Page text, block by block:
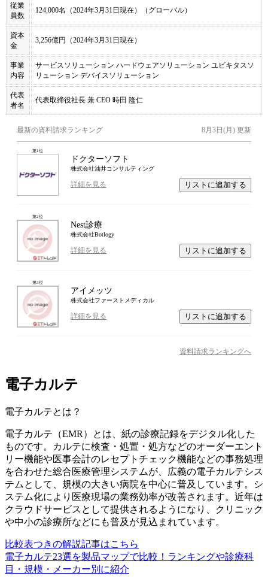
従業
員数
124,000名（2024年3月31日現在）（グローバル）
資本
金
3,256億円（2024年3月31日現在）
事業
内容
サービスソリューション ハードウェアソリューション ユビキタスソ
リューション デバイスソリューション
代表
者名
代表取締役社長 兼 CEO 時田 隆仁
最新の資料請求ランキング 8月3日(月) 更新
第1位
ドクターソフト
株式会社油井コンサルティング
詳細を見る リストに追加する
第2位
Nest診療
株式会社Botlogy
詳細を見る リストに追加する
第3位
アイメッツ
株式会社ファーストメディカル
詳細を見る リストに追加する
資料請求ランキングへ
電子カルテ
電子カルテとは？
電子カルテ（EMR）とは、紙の診療記録をデジタル化した
ものです。カルテに検査・処置・処方などのオーダーエント
リー機能や医事会計のレセプトチェック機能などの事務処理
を合わせた総合医療管理システムが、広義の電子カルテシス
テムとして、規模の大きい病院を中心に普及しています。シ
ステム化により医療現場の業務効率が改善されます。近年は
クラウドサービスとして提供されるようになり、クリニック
や中小の診療所などにも普及が見込まれています。
比較表つきの解説記事はこちら
電子カルテ23選を製品マップで比較！ランキングや診療科
目・規模・メーカー別に紹介